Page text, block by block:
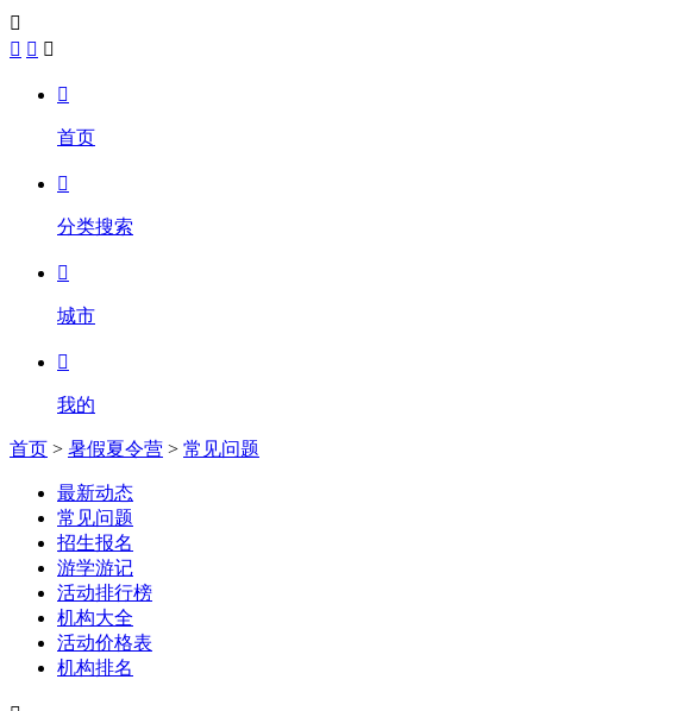

  

首页

分类搜索

城市

我的
首页 > 暑假夏令营 > 常见问题
最新动态
常见问题
招生报名
游学游记
活动排行榜
机构大全
活动价格表
机构排名